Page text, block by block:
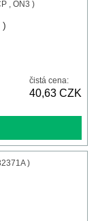
)
čistá cena:
40,63 CZK